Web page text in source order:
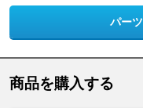
パー
商品を購入する